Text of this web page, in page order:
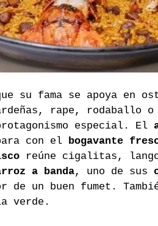
su fama se apoya
rape, rodaballo o
especial. El
con el bogavante
reúne cigalitas,
a banda, uno de sus
de un buen fumet.
verde.